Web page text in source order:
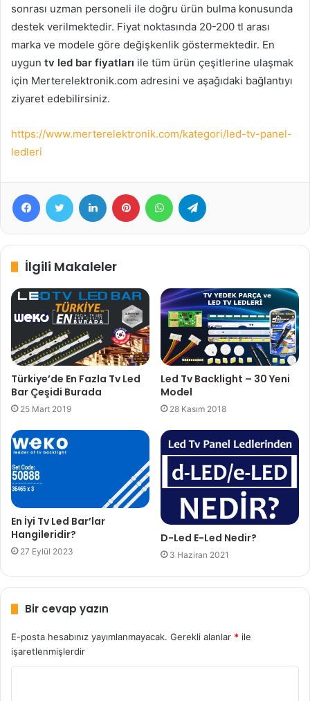
sonrası uzman personeli ile doğru ürün bulma konusunda
destek verilmektedir. Fiyat noktasında 20-200 tl arası
marka ve modele göre değişkenlik göstermektedir. En
uygun tv led bar fiyatları ile tüm ürün çeşitlerine ulaşmak
için Merterelektronik.com adresini ve aşağıdaki bağlantıyı
ziyaret edebilirsiniz.
https://www.merterelektronik.com/kategori/led-tv-panel-
ledleri
FacebookTwitter LinkedIn Pinterest WhatsApp
İlgili Makaleler
Türkiye’de En Fazla Tv Led
Bar Çeşidi Burada
25 Mart 2019
Led Tv Backlight – 30 Yeni
Model
28 Kasım 2018
En İyi Tv Led Bar’lar
Hangileridir?
27 Eylül 2023
D-Led E-Led Nedir?
3 Haziran 2021
Bir cevap yazın
E-posta hesabınız yayımlanmayacak. Gerekli alanlar * ile
işaretlenmişlerdir